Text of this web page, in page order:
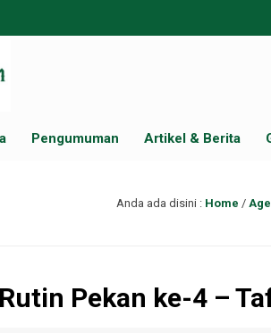
Pengumuman Artikel & Berita
Anda ada disini : Home /
Pekan ke-4 –